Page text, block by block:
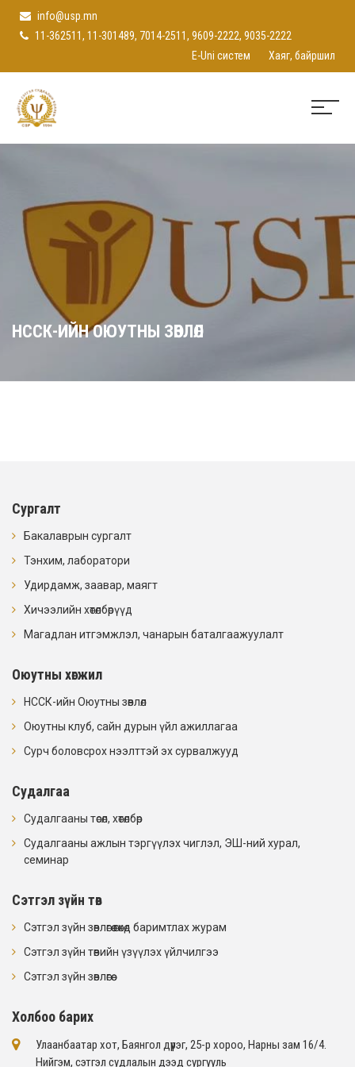
info@usp.mn
11-362511, 11-301489, 7014-2511, 9609-2222, 9035-2222
E-Uni систем
Хаяг, байршил
НССК-ИЙН ОЮУТНЫ ЗӨВЛӨЛ
Сургалт
Бакалаврын сургалт
Тэнхим, лаборатори
Удирдамж, заавар, маягт
Хичээлийн хөтөлбөрүүд
Магадлан итгэмжлэл, чанарын баталгаажуулалт
Оюутны хөгжил
НССК-ийн Оюутны зөвлөл
Оюутны клуб, сайн дурын үйл ажиллагаа
Сурч боловсрох нээлттэй эх сурвалжууд
Судалгаа
Судалгааны төсөл, хөтөлбөр
Судалгааны ажлын тэргүүлэх чиглэл, ЭШ-ний хурал,
семинар
Сэтгэл зүйн төв
Сэтгэл зүйн зөвлөгөө өгөхөд баримтлах журам
Сэтгэл зүйн төвийн үзүүлэх үйлчилгээ
Сэтгэл зүйн зөвлөгөө
Холбоо барих
Улаанбаатар хот, Баянгол дүүрэг, 25-р хороо, Нарны зам 16/4​.
Нийгэм, сэтгэл судлалын дээд сургууль